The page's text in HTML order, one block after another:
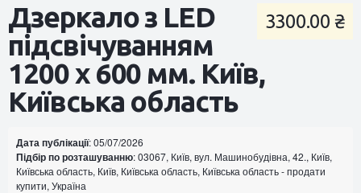
3300.00 ₴
Дзеркало з LED
підсвічуванням
1200 х 600 мм. Київ,
Київська область
Дата публікації: 05/07/2026
Підбір по розташуванню: 03067, Київ, вул. Машинобудівна, 42., Київ,
Київська область, Київ, Київська область, Київська область - продати
купити, Україна